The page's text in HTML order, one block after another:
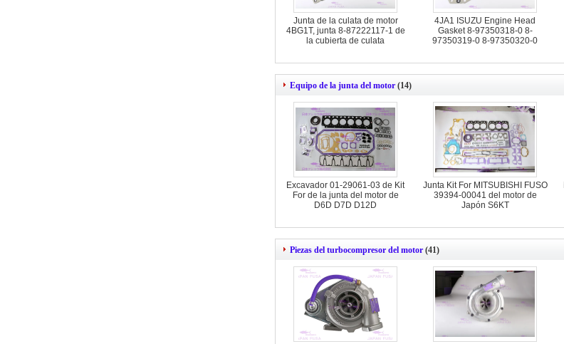
Junta de la culata de motor
4BG1T, junta 8-87222117-1 de
la cubierta de culata
4JA1 ISUZU Engine Head
Gasket 8-97350318-0 8-
97350319-0 8-97350320-0
Equipo de la junta del motor (14)
Excavador 01-29061-03 de Kit
For de la junta del motor de
D6D D7D D12D
Junta Kit For MITSUBISHI FUSO
39394-00041 del motor de
Japón S6KT
Piezas del turbocompresor del motor (41)